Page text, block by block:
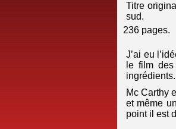
Titre
sud.
236 pages.
J’ai eu
le film
ingrédients.
Mc Carthy
et même
point il est